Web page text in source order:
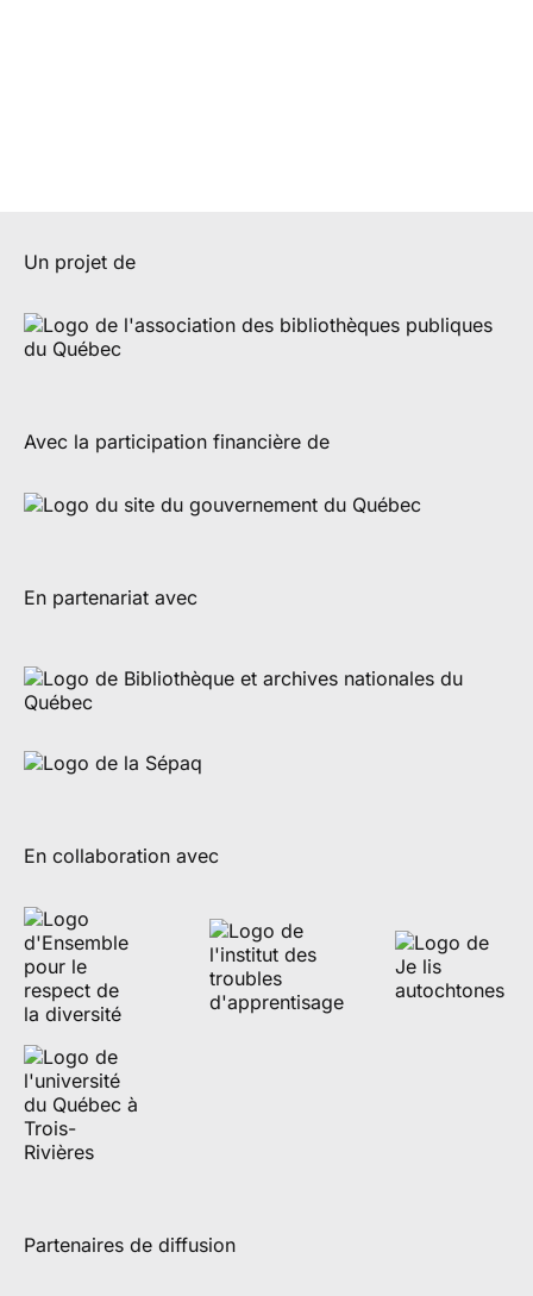
Un projet de
Avec la participation financière de
En partenariat avec
En collaboration avec
Partenaires de diffusion